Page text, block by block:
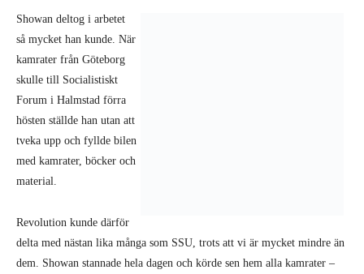
Showan deltog i arbetet
så mycket han kunde. När
kamrater från Göteborg
skulle till Socialistiskt
Forum i Halmstad förra
hösten ställde han utan att
tveka upp och fyllde bilen
med kamrater, böcker och
material.
Revolution kunde därför
delta med nästan lika många som SSU, trots att vi är mycket mindre än
dem. Showan stannade hela dagen och körde sen hem alla kamrater –